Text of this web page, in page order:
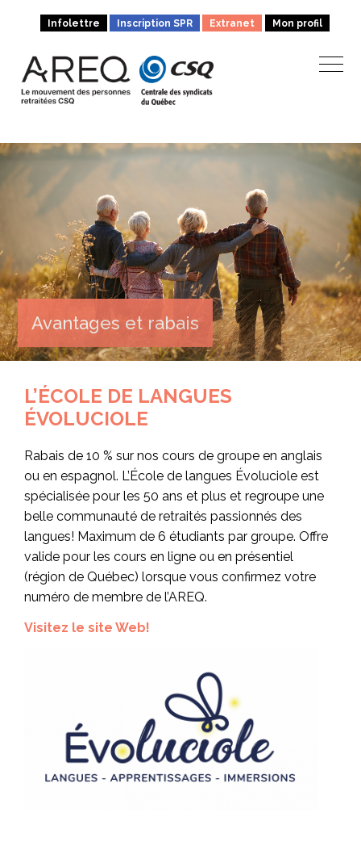
Infolettre Inscription SPR Extranet Mon profil
Avantages et rabais
L’ÉCOLE DE LANGUES
ÉVOLUCIOLE
Rabais de 10 % sur nos cours de groupe en anglais
ou en espagnol. L’École de langues Évoluciole est
spécialisée pour les 50 ans et plus et regroupe une
belle communauté de retraités passionnés des
langues! Maximum de 6 étudiants par groupe. Offre
valide pour les cours en ligne ou en présentiel
(région de Québec) lorsque vous confirmez votre
numéro de membre de l’AREQ.
Visitez le site Web!